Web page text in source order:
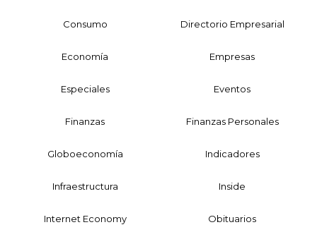
Consumo Directorio Empresarial
Economía Empresas
Especiales Eventos
Finanzas Finanzas Personales
Globoeconomía Indicadores
Infraestructura Inside
Internet Economy Obituarios